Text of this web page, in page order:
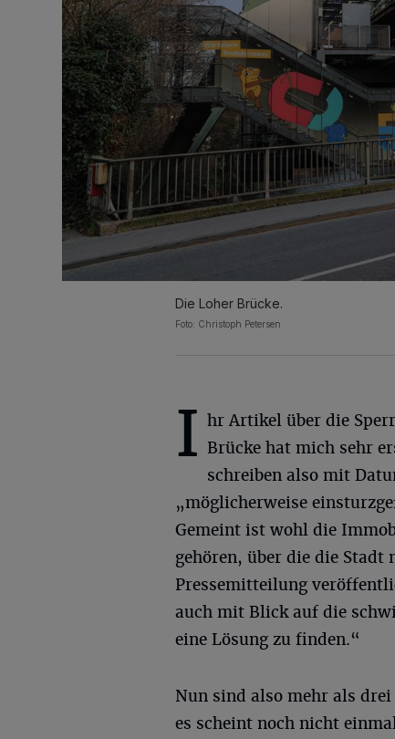
Die Loher Brücke.
Foto: Christoph Petersen
I hr Artikel über die
Brücke hat mich sehr
schreiben also mit
„möglicherweise
Gemeint ist wohl die
gehören, über die die
Pressemitteilung
auch mit Blick auf die
eine Lösung zu finden.“
Nun sind also mehr als
es scheint noch nicht